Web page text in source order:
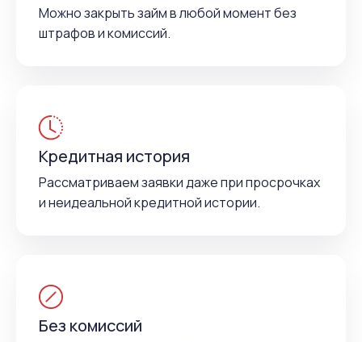
Можно закрыть займ в любой момент без
штрафов и комиссий.
Кредитная история
Рассматриваем заявки даже при просрочках
и неидеальной кредитной истории.
Без комиссий